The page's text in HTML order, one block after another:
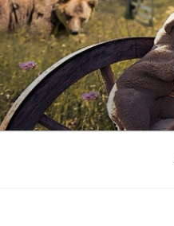
Aller
au
contenu
principal